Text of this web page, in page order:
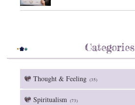
Categories
Thought & Feeling (35)
Spiritualism (73)